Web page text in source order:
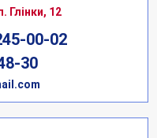
Глінки, 12
00-02
30